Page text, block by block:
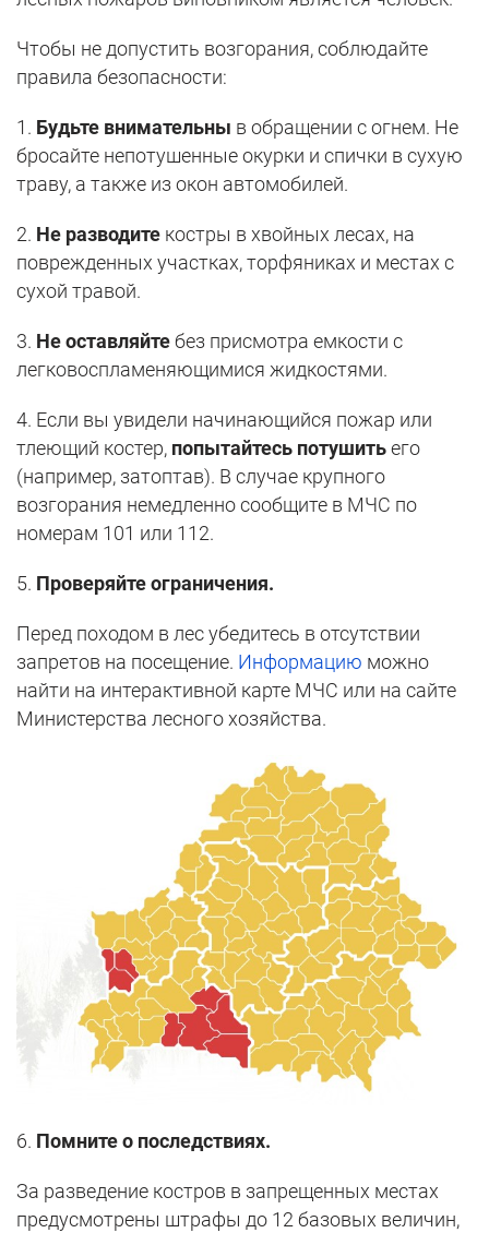
Чтобы не допустить возгорания, соблюдайте
правила безопасности:
1. Будьте внимательны в обращении с огнем. Не
бросайте непотушенные окурки и спички в сухую
траву, а также из окон автомобилей.
2. Не разводите костры в хвойных лесах, на
поврежденных участках, торфяниках и местах с
сухой травой.
3. Не оставляйтебез присмотра емкости с
легковоспламеняющимися жидкостями.
4. Если вы увидели начинающийся пожар или
тлеющий костер, попытайтесь потушитьего
(например, затоптав). В случае крупного
возгорания немедленно сообщите в МЧС по
номерам 101 или 112.
5. Проверяйте ограничения.
Перед походом в лес убедитесь в отсутствии
запретов на посещение. Информацию можно
найти на интерактивной карте МЧС или на сайте
Министерства лесного хозяйства.
6. Помните о последствиях.
За разведение костров в запрещенных местах
предусмотрены штрафы до 12 базовых величин,